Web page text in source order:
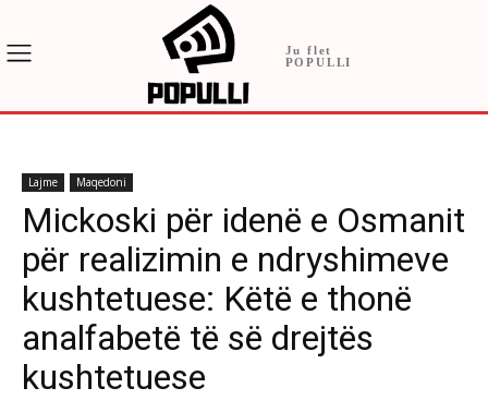
Ju flet
POPULLI
Lajme Maqedoni
Mickoski për idenë e Osmanit
për realizimin e ndryshimeve
kushtetuese: Këtë e thonë
analfabetë të së drejtës
kushtetuese